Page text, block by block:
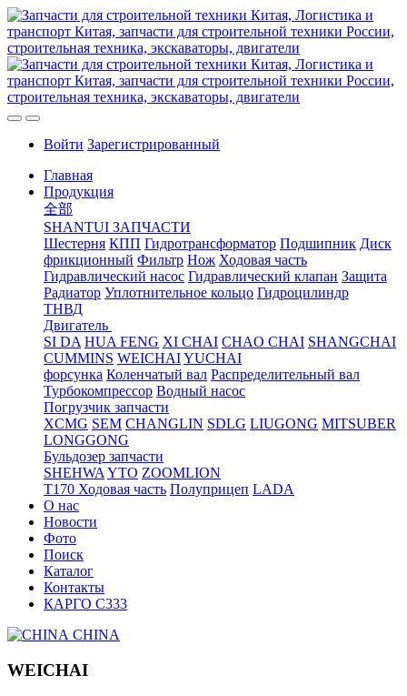
Войти Зарегистрированный
Главная
Продукция
全部
SHANTUI ЗАПЧАСТИ
Шестерня КПП Гидротрансформатор Подшипник Диск
фрикционный Фильтр Нож Ходовая часть
Гидравлический насос Гидравлический клапан Защита
Радиатор Уплотнительное кольцо Гидроцилиндр
ТНВД
Двигатель
SI DA HUA FENG XI CHAI CHAO CHAI SHANGCHAI
CUMMINS WEICHAIYUCHAI
форсунка Коленчатый вал Распределительный вал
Турбокомпрессор Водный насос
Погрузчик запчасти
XCMG SEM CHANGLIN SDLG LIUGONG MITSUBER
LONGGONG
Бульдозер запчасти
SHEHWA YTO ZOOMLION
T170 Ходовая часть Полуприцеп LADA
О нас
Новости
Фото
Поиск
Каталог
Контакты
КАРГО С333
CHINA
WEICHAI